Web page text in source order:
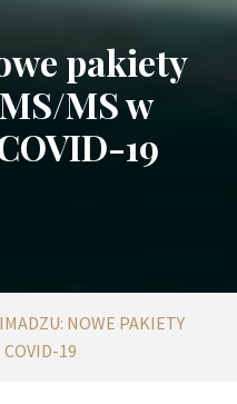
pakiety
MS w
19
NOWE PAKIETY
19